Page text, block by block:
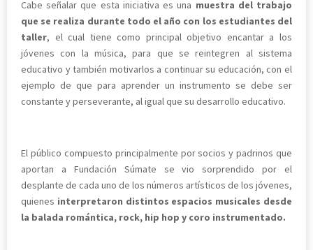
Cabe señalar que esta iniciativa es una muestra del trabajo
que se realiza durante todo el año con los estudiantes del
taller, el cual tiene como principal objetivo encantar a los
jóvenes con la música, para que se reintegren al sistema
educativo y también motivarlos a continuar su educación, con el
ejemplo de que para aprender un instrumento se debe ser
constante y perseverante, al igual que su desarrollo educativo.
El público compuesto principalmente por socios y padrinos que
aportan a Fundación Súmate se vio sorprendido por el
desplante de cada uno de los números artísticos de los jóvenes,
quienes interpretaron distintos espacios musicales desde
la balada romántica, rock, hip hop y coro instrumentado.